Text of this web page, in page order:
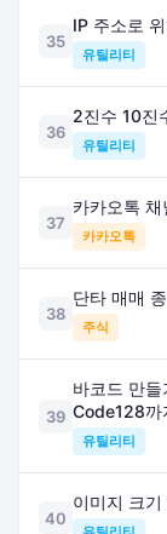
35
IP 주소로
유틸리티
36
2진수 10진
유틸리티
37
카카오톡
카카오톡
38
단타 매매
주식
39
바코드 만
Code128까
유틸리티
40
이미지 크